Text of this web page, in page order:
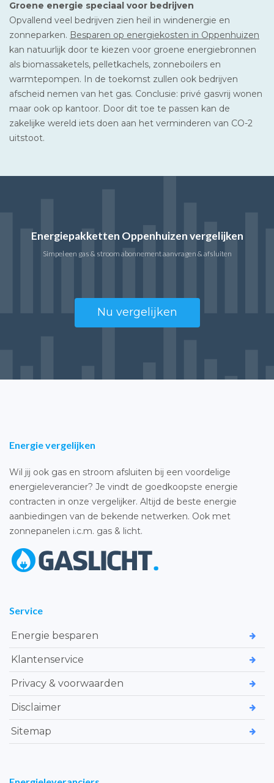
Groene energie speciaal voor bedrijven
Opvallend veel bedrijven zien heil in windenergie en
zonneparken. Besparen op energiekosten in Oppenhuizen
kan natuurlijk door te kiezen voor groene energiebronnen
als biomassaketels, pelletkachels, zonneboilers en
warmtepompen. In de toekomst zullen ook bedrijven
afscheid nemen van het gas. Conclusie: privé gasvrij wonen
maar ook op kantoor. Door dit toe te passen kan de
zakelijke wereld iets doen aan het verminderen van CO-2
uitstoot.
Energiepakketten Oppenhuizen vergelijken
Simpel een gas & stroom abonnement aanvragen & afsluiten
Nu vergelijken
Energie vergelijken
Wil jij ook gas en stroom afsluiten bij een voordelige
energieleverancier? Je vindt de goedkoopste energie
contracten in onze vergelijker. Altijd de beste energie
aanbiedingen van de bekende netwerken. Ook met
zonnepanelen i.c.m. gas & licht.
Service
Energie besparen
Klantenservice
Privacy & voorwaarden
Disclaimer
Sitemap